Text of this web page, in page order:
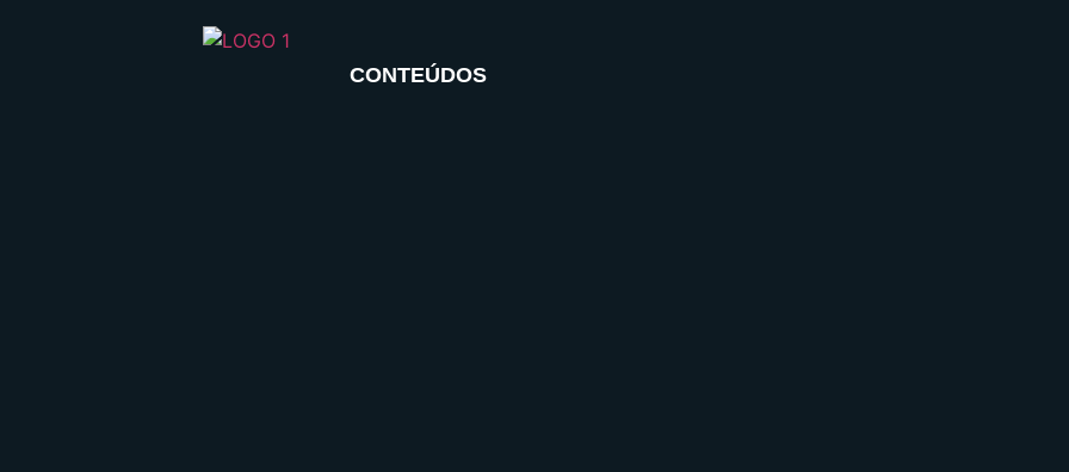
CONTEÚDOS